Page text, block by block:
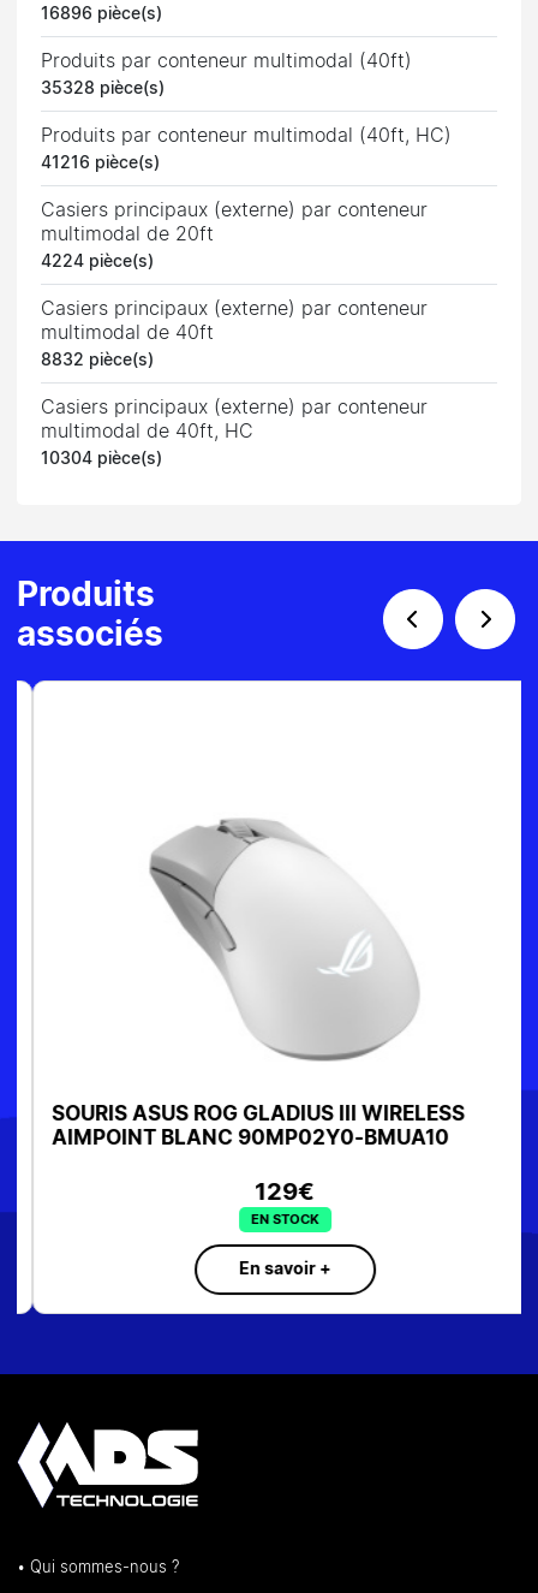
16896 pièce(s)
Produits par conteneur multimodal (40ft)
35328 pièce(s)
Produits par conteneur multimodal (40ft, HC)
41216 pièce(s)
Casiers principaux (externe) par conteneur
multimodal de 20ft
4224 pièce(s)
Casiers principaux (externe) par conteneur
multimodal de 40ft
8832 pièce(s)
Casiers principaux (externe) par conteneur
multimodal de 40ft, HC
10304 pièce(s)
Produits
associés
SOURIS ASUS ROG GLADIUS III WIRELESS
AIMPOINT BLANC 90MP02Y0-BMUA10
129€
EN STOCK
En savoir +
• Qui sommes-nous ?